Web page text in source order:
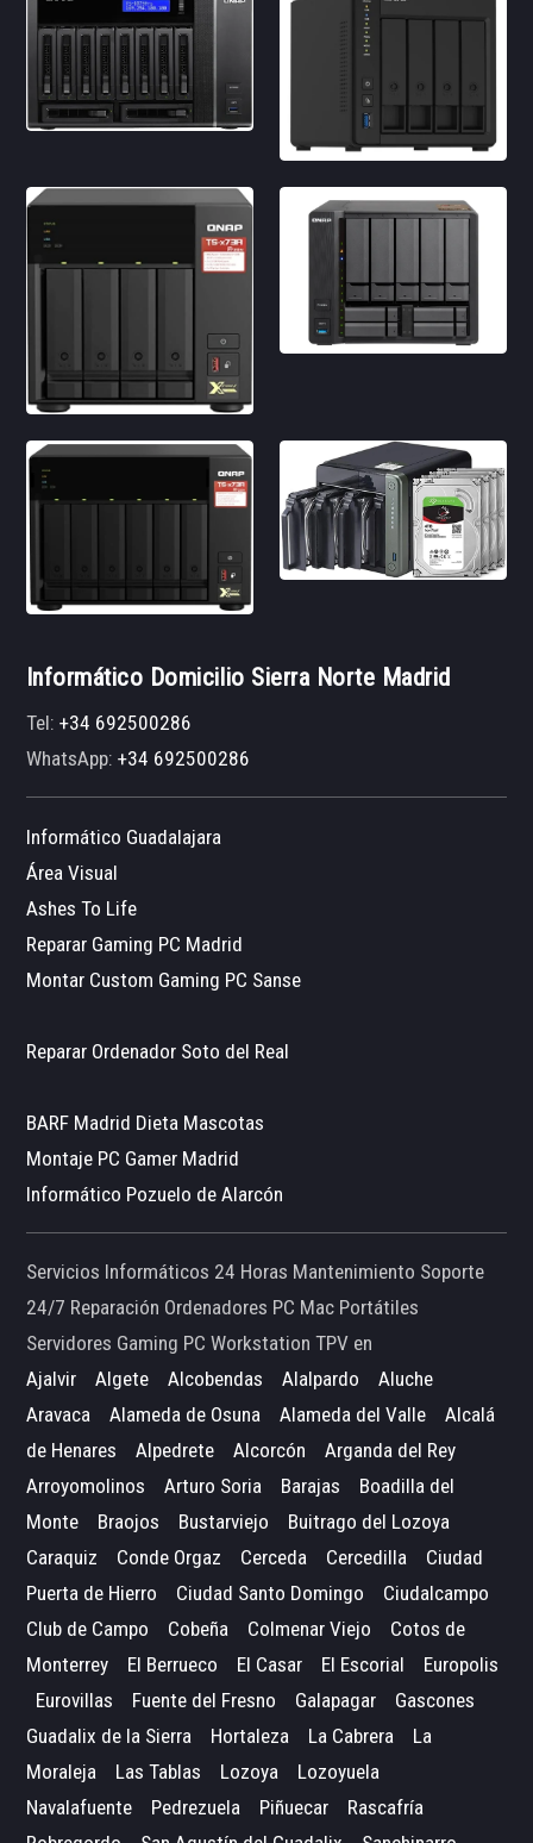
Informático Domicilio Sierra Norte Madrid
Tel:+34 692500286
WhatsApp:+34 692500286
Informático Guadalajara
Área Visual
Ashes To Life
Reparar Gaming PC Madrid
Montar Custom Gaming PC Sanse
Reparar Ordenador Soto del Real
BARF Madrid Dieta Mascotas
Montaje PC Gamer Madrid
Informático Pozuelo de Alarcón
Servicios Informáticos 24 Horas Mantenimiento Soporte
24/7 Reparación Ordenadores PC Mac Portátiles
Servidores Gaming PC Workstation TPV en
Ajalvir
Algete Alcobendas Alalpardo
Aluche
Aravaca
Alameda de Osuna Alameda del Valle
Alcalá
de Henares
Alpedrete Alcorcón
Arganda del Rey
Arroyomolinos
Arturo Soria Barajas
Boadilla del
Monte
Braojos Bustarviejo
Buitrago del Lozoya
Caraquiz
Conde Orgaz Cerceda Cercedilla
Ciudad
Puerta de Hierro
Ciudad Santo Domingo
Ciudalcampo
Club de Campo
Cobeña Colmenar Viejo
Cotos de
Monterrey
El Berrueco El Casar El Escorial
Europolis
Eurovillas
Fuente del Fresno Galapagar
Gascones
Guadalix de la Sierra
Hortaleza La Cabrera
La
Moraleja
Las Tablas Lozoya
Lozoyuela
Navalafuente
Pedrezuela Piñuecar
Rascafría